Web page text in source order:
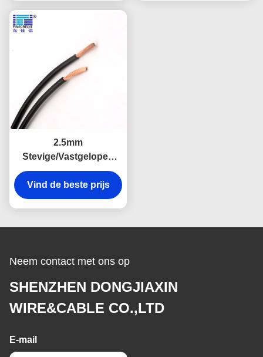
2.5mm
Stevige/Vastgelopen
Koper Industriële
Flexibele Kabel h05v-k
h07v-k
Vind de beste prijs
Neem contact met ons op
SHENZHEN DONGJIAXIN
WIRE&CABLE CO.,LTD
E-mail